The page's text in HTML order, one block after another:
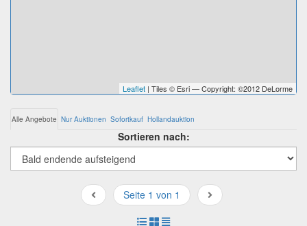
Leaflet | Tiles © Esri — Copyright: ©2012 DeLorme
Alle Angebote Nur Auktionen Sofortkauf Hollandauktion
Sortieren nach:
Seite 1 von 1